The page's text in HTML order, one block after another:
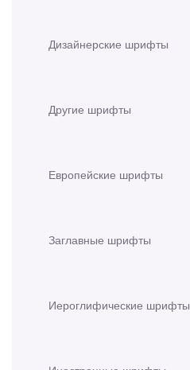
Дизайнерские шрифты
Другие шрифты
Европейские шрифты
Заглавные шрифты
Иероглифические шрифты